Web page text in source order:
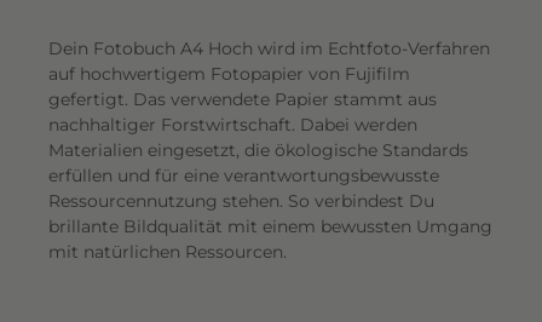
Dein Fotobuch A4 Hoch wird im Echtfoto-Verfahren
auf hochwertigem Fotopapier von Fujifilm
gefertigt. Das verwendete Papier stammt aus
nachhaltiger Forstwirtschaft. Dabei werden
Materialien eingesetzt, die ökologische Standards
erfüllen und für eine verantwortungsbewusste
Ressourcennutzung stehen. So verbindest Du
brillante Bildqualität mit einem bewussten Umgang
mit natürlichen Ressourcen.